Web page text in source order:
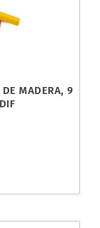
DE MADERA, 9